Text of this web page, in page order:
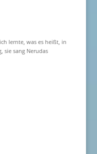
lernte, was es heißt, in
sie sang Nerudas